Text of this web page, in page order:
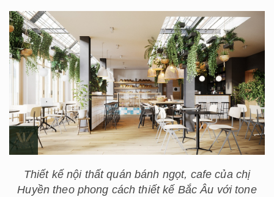
Thiết kế nội thất quán bánh ngọt, cafe của chị
Huyền theo phong cách thiết kế Bắc Âu với tone